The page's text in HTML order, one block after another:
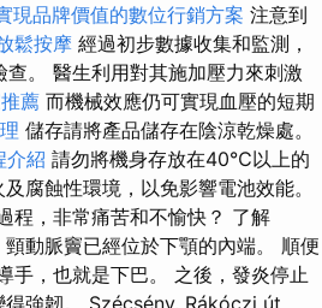
現品牌價值的數位行銷方案 注意到
鬆按摩 經過初步數據收集和監測，
。 醫生利用對其施加壓力來刺激
薦 而機械效應仍可實現血壓的短期
儲存請將產品儲存在陰涼乾燥處。
介紹 請勿將機身存放在40℃以上的
腐蝕性環境，以免影響電池效能。
程，非常痛苦和不愉快？ 了解
動脈竇已經位於下顎的內端。 順便
手，也就是下巴。 之後，發炎停止
強韌。 Szécsény, Rákóczi út